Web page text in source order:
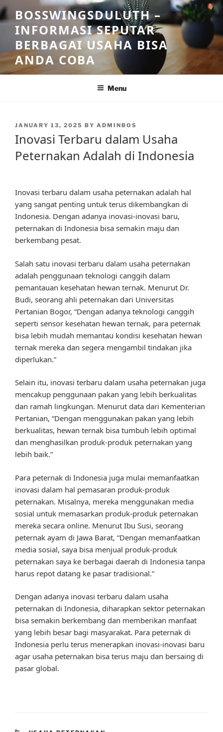
Skip
to
content
BOSSWINGSDULUTH –
INFORMASI SEPUTAR
BERBAGAI USAHA BISA
ANDA COBA
Menu
POSTED
JANUARY 13, 2025 BY ADMINBOS
Inovasi Terbaru dalam Usaha
Peternakan Adalah di Indonesia
Inovasi terbaru dalam usaha peternakan adalah hal
yang sangat penting untuk terus dikembangkan di
Indonesia. Dengan adanya inovasi-inovasi baru,
peternakan di Indonesia bisa semakin maju dan
berkembang pesat.
Salah satu inovasi terbaru dalam usaha peternakan
adalah penggunaan teknologi canggih dalam
pemantauan kesehatan hewan ternak. Menurut Dr.
Budi, seorang ahli peternakan dari Universitas
Pertanian Bogor, “Dengan adanya teknologi canggih
seperti sensor kesehatan hewan ternak, para peternak
bisa lebih mudah memantau kondisi kesehatan hewan
ternak mereka dan segera mengambil tindakan jika
diperlukan.”
Selain itu, inovasi terbaru dalam usaha peternakan juga
mencakup penggunaan pakan yang lebih berkualitas
dan ramah lingkungan. Menurut data dari Kementerian
Pertanian, “Dengan menggunakan pakan yang lebih
berkualitas, hewan ternak bisa tumbuh lebih optimal
dan menghasilkan produk-produk peternakan yang
lebih baik.”
Para peternak di Indonesia juga mulai memanfaatkan
inovasi dalam hal pemasaran produk-produk
peternakan. Misalnya, mereka menggunakan media
sosial untuk memasarkan produk-produk peternakan
mereka secara online. Menurut Ibu Susi, seorang
peternak ayam di Jawa Barat, “Dengan memanfaatkan
media sosial, saya bisa menjual produk-produk
peternakan saya ke berbagai daerah di Indonesia tanpa
harus repot datang ke pasar tradisional.”
Dengan adanya inovasi terbaru dalam usaha
peternakan di Indonesia, diharapkan sektor peternakan
bisa semakin berkembang dan memberikan manfaat
yang lebih besar bagi masyarakat. Para peternak di
Indonesia perlu terus menerapkan inovasi-inovasi baru
agar usaha peternakan bisa terus maju dan bersaing di
pasar global.